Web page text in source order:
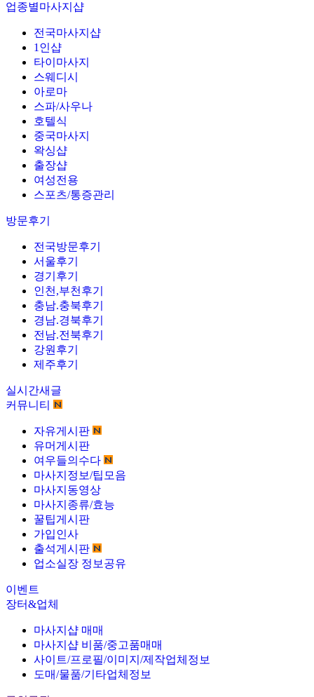
업종별마사지샵
전국마사지샵
1인샵
타이마사지
스웨디시
아로마
스파/사우나
호텔식
중국마사지
왁싱샵
출장샵
여성전용
스포츠/통증관리
방문후기
전국방문후기
서울후기
경기후기
인천,부천후기
충남.충북후기
경남.경북후기
전남.전북후기
강원후기
제주후기
실시간새글
커뮤니티
자유게시판
유머게시판
여우들의수다
마사지정보/팁모음
마사지동영상
마사지종류/효능
꿀팁게시판
가입인사
출석게시판
업소실장 정보공유
이벤트
장터&업체
마사지샵 매매
마사지샵 비품/중고품매매
사이트/프로필/이미지/제작업체정보
도매/물품/기타업체정보